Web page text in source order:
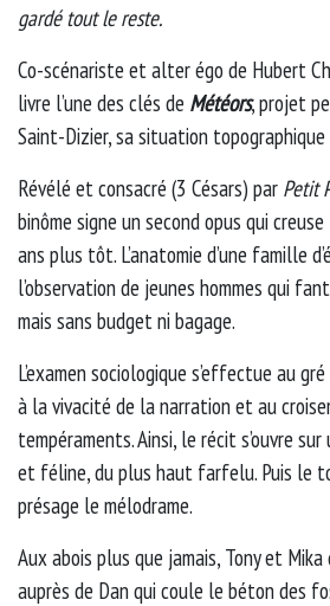
gardé tout le reste.
Co-scénariste et alter égo de Hubert
livre l’une des clés de Météors, projet
Saint-Dizier, sa situation
Révélé et consacré (3 Césars) par Petit
binôme signe un second opus qui
ans plus tôt. L’anatomie d’une famille
l’observation de jeunes hommes qui
mais sans budget ni bagage.
L’examen sociologique s’effectue au
à la vivacité de la narration et au
tempéraments. Ainsi, le récit s’ouvre
et féline, du plus haut farfelu. Puis le
présage le mélodrame.
Aux abois plus que jamais, Tony et
auprès de Dan qui coule le béton des